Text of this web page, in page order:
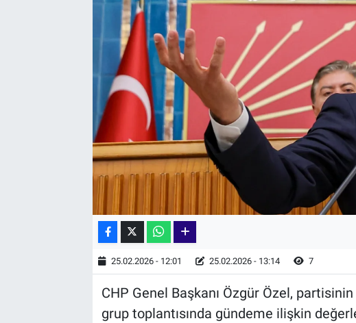
25.02.2026 - 12:01 25.02.2026 - 13:14 7
CHP Genel Başkanı Özgür Özel,
grup toplantısında gündeme ilişkin